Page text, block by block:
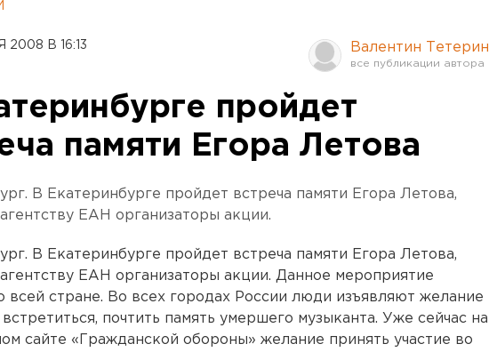
В 16:13 Валентин Тетерин
пройдет
памяти Егора Летова
В Екатеринбурге пройдет встреча памяти Егора Летова,
ЕАН организаторы акции.
В Екатеринбурге пройдет встреча памяти Егора Летова,
ЕАН организаторы акции. Данное мероприятие
всей стране. Во всех городах России люди изъявляют желание
встретиться, почтить память умершего музыканта. Уже сейчас на
сайте «Гражданской обороны» желание принять участие во